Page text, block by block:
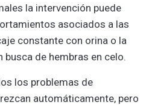
la intervención puede
asociados a las
constante con orina o la
busca de hembras en celo.
los problemas de
automáticamente, pero